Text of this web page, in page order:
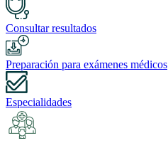
Consultar resultados
Preparación para exámenes médicos
Especialidades